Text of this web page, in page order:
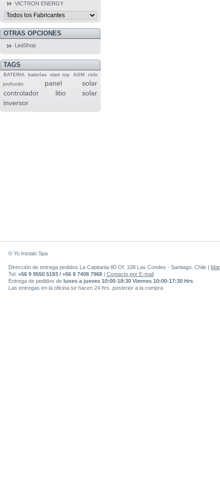
VICTRON ENERGY
OTRAS OPCIONES
LedShop
TAGS
BATERIA baterías start top AGM
ciclo
profundo
panel solar
controlador
litio
solar
inversor
© Yo Instalo Spa
Dirección de entrega pedidos La Capitania 80 Of. 108 Las Condes - Santiago. Chile |
Tel: +56 9 9550 5193 / +56 9 7408 7968 | Contacto por E-mail
Entrega de pedidos de lunes a jueves 10:00-18:30 Viernes 10:00-17:30 Hrs
Las entregas en la oficina se hacen 24 hrs. posterior a la compra